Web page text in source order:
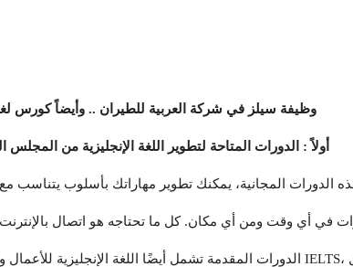
وظيفة سيلز في شركة العربية للطيران .. وأيضاً كورس
أولاً : الدورات المتاحة لتطوير اللغة الإنجليزية من المجلس
الدورات المجانية، يمكنك تطوير مهاراتك بأسلوب يتناسب